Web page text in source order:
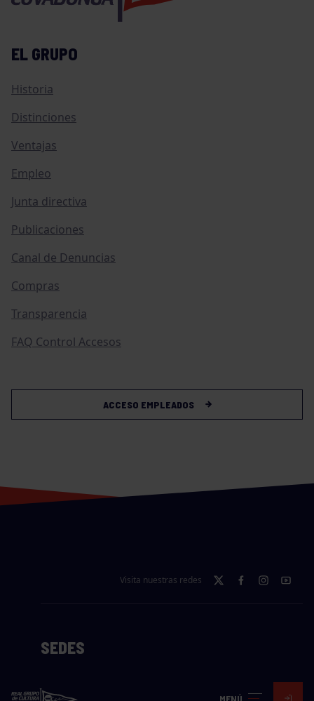
MENÚ
EL GRUPO
Historia
Distinciones
Ventajas
Empleo
Junta directiva
Publicaciones
Canal de Denuncias
Compras
Transparencia
FAQ Control Accesos
ACCESO EMPLEADOS
Visita nuestras redes
SEDES